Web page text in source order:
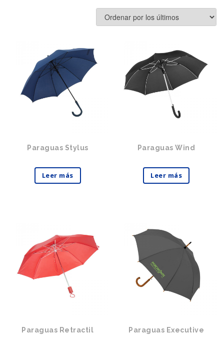
Paraguas Stylus
Leer más
Paraguas Wind
Leer más
Paraguas Retractil Paraguas Executive